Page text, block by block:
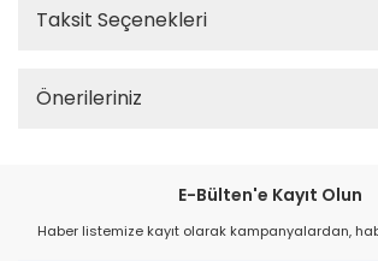
Taksit Seçenekleri
Önerileriniz
E-Bülten'e Kayıt Olun
Haber listemize kayıt olarak kampanyalardan,